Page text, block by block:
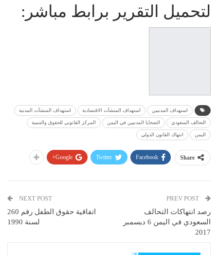
لتحميل التقرير برابط مباشر:
استهداف المدنيين استهداف المنشآت الاقتصادية استهداف المنشآت المدنية
التحالف السعودي الضحايا المدنيين في اليمن المركز القانوني للحقوق والتنمية
اليمن انتهاك القانون الدولي
Share
Facebook
Twitter
Google+
رصد انتهاكات التحالف
السعودي في اليمن 6 ديسمبر
2017
NEXT POST
اتفاقية حقوق الطفل رقم 260
لسنة 1990